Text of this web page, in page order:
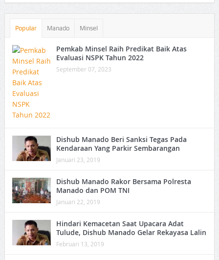
Popular Manado Minsel
Pemkab Minsel Raih Predikat Baik Atas
Evaluasi NSPK Tahun 2022
September 07, 2023
Dishub Manado Beri Sanksi Tegas Pada
Kendaraan Yang Parkir Sembarangan
Januari 23, 2019
Dishub Manado Rakor Bersama Polresta
Manado dan POM TNI
Januari 22, 2019
Hindari Kemacetan Saat Upacara Adat
Tulude, Dishub Manado Gelar Rekayasa Lalin
Februari 13, 2019